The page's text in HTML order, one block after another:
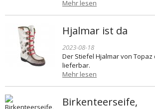
Mehr lesen
Hjalmar ist da
2023-08-18
Der Stiefel Hjalmar von
lieferbar.
Mehr lesen
Birkenteerseife,